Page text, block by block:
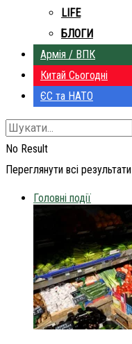
LIFE
БЛОГИ
Армія / ВПК
Китай Сьогодні
ЄС та НАТО
No Result
Переглянути всі результати
Головні події